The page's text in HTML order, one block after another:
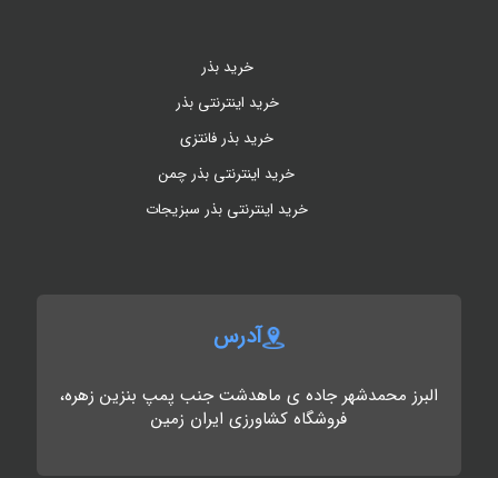
خرید بذر
خرید اینترنتی بذر
خرید بذر فانتزی
خرید اینترنتی بذر چمن
خرید اینترنتی بذر سبزیجات
آدرس
البرز محمدشهر جاده ی ماهدشت جنب پمپ بنزین زهره،
فروشگاه کشاورزی ایران زمین